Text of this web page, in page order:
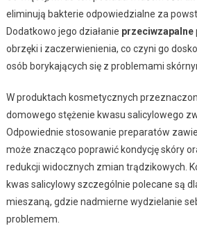
eliminują bakterie odpowiedzialne za
Dodatkowo jego działanie przeciwzapalne
obrzęki i zaczerwienienia, co czyni go
osób borykających się z problemami
W produktach kosmetycznych
domowego stężenie kwasu salicylowego
Odpowiednie stosowanie preparatów
może znacząco poprawić kondycję skóry
redukcji widocznych zmian trądzikowych.
kwas salicylowy szczególnie polecane są
mieszaną, gdzie nadmierne wydzielanie
problemem.